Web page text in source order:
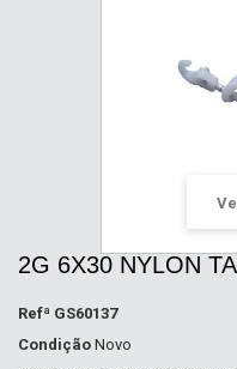
2G 6X30 NYLON
Refª GS60137
Condição Novo